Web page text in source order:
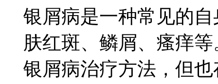
银屑病是一种常见的
肤红斑、鳞屑、瘙痒
银屑病治疗方法，但